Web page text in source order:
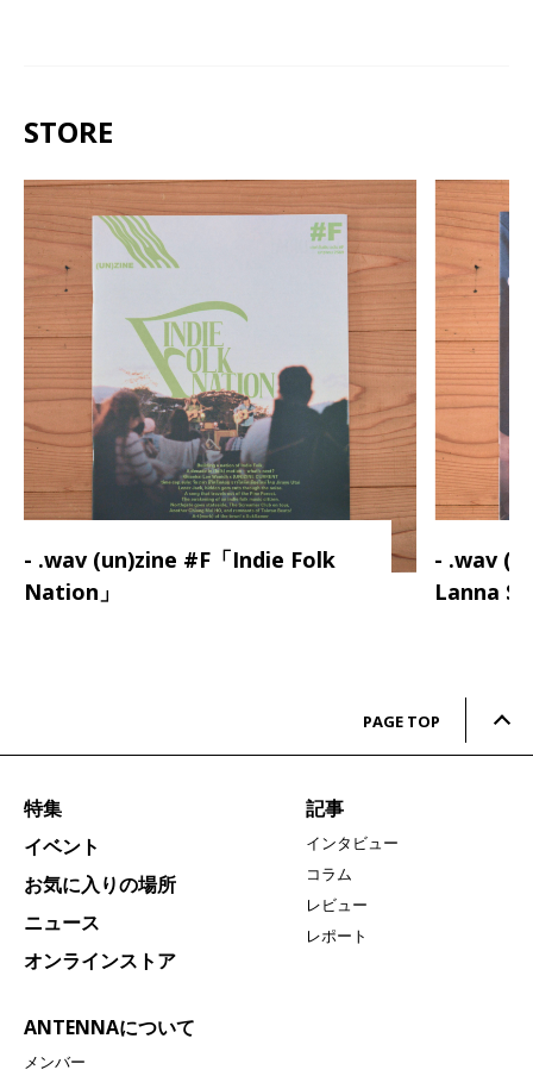
STORE
- .wav (un)zine #F「Indie Folk
Nation」
- .wav
Lanna
PAGE TOP
特集
イベント
お気に入りの場所
ニュース
オンラインストア
ANTENNAについて
メンバー
記事
インタビュー
コラム
レビュー
レポート